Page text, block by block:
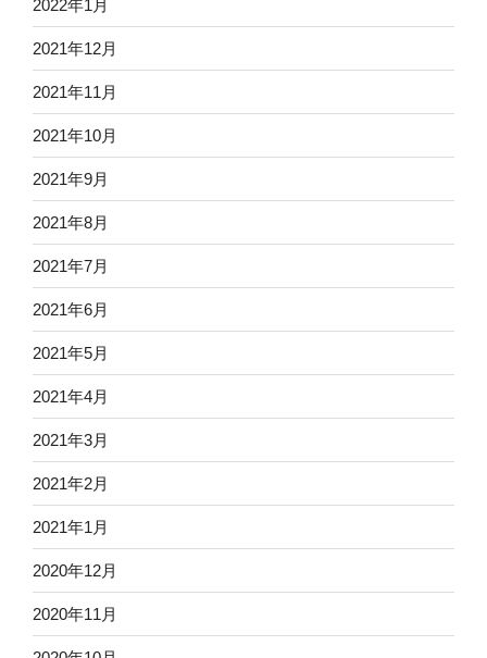
2022年1月
2021年12月
2021年11月
2021年10月
2021年9月
2021年8月
2021年7月
2021年6月
2021年5月
2021年4月
2021年3月
2021年2月
2021年1月
2020年12月
2020年11月